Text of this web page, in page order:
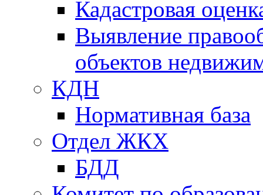
Кадастровая
Выявление
объектов
КДН
Нормативная база
Отдел ЖКХ
БДД